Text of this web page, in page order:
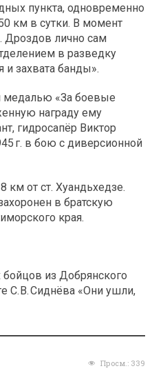
пункта, одновременно
км в сутки. В момент
Дроздов лично сам
в разведку
захвата банды».
медалью «За боевые
награду ему
гидросапёр Виктор
г. в бою с диверсионной
от ст. Хуандьхедзе.
в братскую
края.
из Добрянского
С. В. Сиднёва «Они ушли,
Просм.: 339